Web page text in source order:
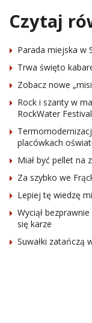
Czytaj
Parada miejska w
Trwa święto
Zobacz nowe
Rock i szanty w
RockWater Festival
placówkach
Miał być pellet na
Za szybko we
Lepiej tę wiedzę
Wyciął
się karze
Suwałki zatańczą